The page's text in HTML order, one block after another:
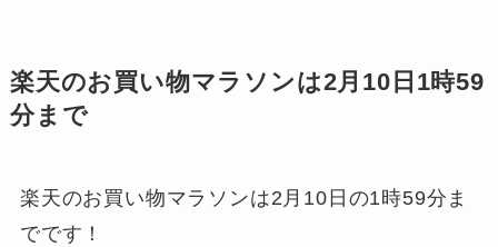
楽天のお買い物マラソンは2月10日1時59
分まで
楽天のお買い物マラソンは2月10日の1時59分ま
でです！